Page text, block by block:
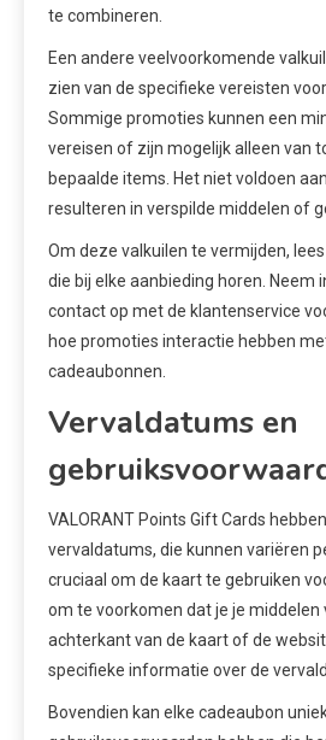
te combineren.
Een andere veelvoorkomende
zien van de specifieke vereisten
Sommige promoties kunnen een
vereisen of zijn mogelijk alleen van
bepaalde items. Het niet voldoen
resulteren in verspilde middelen of
Om deze valkuilen te vermijden,
die bij elke aanbieding horen. Neem
contact op met de klantenservice
hoe promoties interactie hebben
cadeaubonnen.
Vervaldatums en
VALORANT Points Gift Cards
vervaldatums, die kunnen variëren
cruciaal om de kaart te gebruiken
om te voorkomen dat je je middelen
achterkant van de kaart of de
specifieke informatie over de
Bovendien kan elke cadeaubon